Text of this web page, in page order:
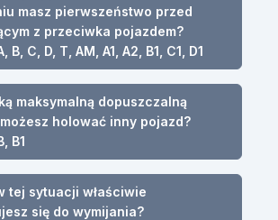
masz pierwszeństwo przed
z przeciwka pojazdem?
B, C, D, T, AM, A1, A2, B1, C1, D1
maksymalną dopuszczalną
holować inny pojazd?
B1
tej sytuacji właściwie
się do wymijania?